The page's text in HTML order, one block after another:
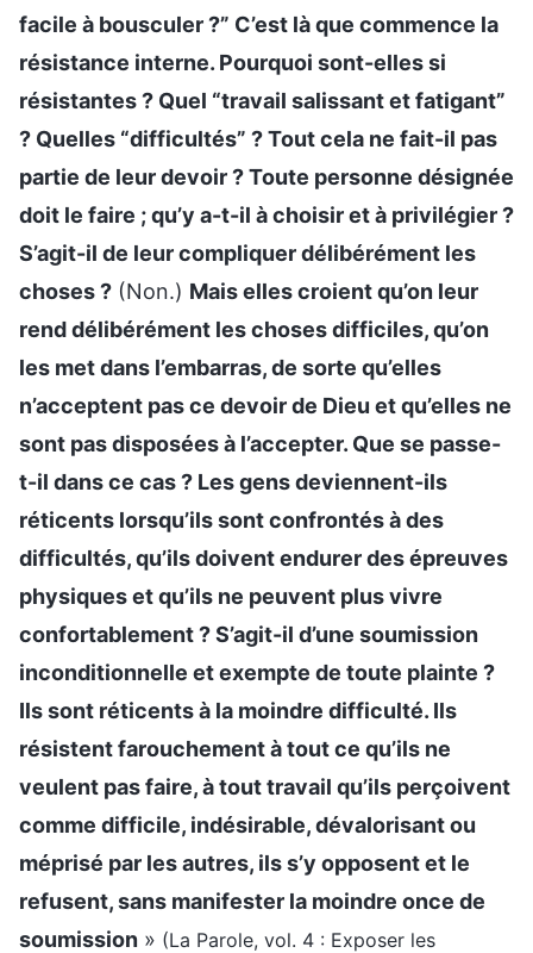
facile à bousculer ?” C’est là que commence la
résistance interne. Pourquoi sont-elles si
résistantes ? Quel “travail salissant et fatigant”
? Quelles “difficultés” ? Tout cela ne fait-il pas
partie de leur devoir ? Toute personne désignée
doit le faire ; qu’y a-t-il à choisir et à privilégier ?
S’agit-il de leur compliquer délibérément les
choses ? (Non.) Mais elles croient qu’on leur
rend délibérément les choses difficiles, qu’on
les met dans l’embarras, de sorte qu’elles
n’acceptent pas ce devoir de Dieu et qu’elles ne
sont pas disposées à l’accepter. Que se passe-
t-il dans ce cas ? Les gens deviennent-ils
réticents lorsqu’ils sont confrontés à des
difficultés, qu’ils doivent endurer des épreuves
physiques et qu’ils ne peuvent plus vivre
confortablement ? S’agit-il d’une soumission
inconditionnelle et exempte de toute plainte ?
Ils sont réticents à la moindre difficulté. Ils
résistent farouchement à tout ce qu’ils ne
veulent pas faire, à tout travail qu’ils perçoivent
comme difficile, indésirable, dévalorisant ou
méprisé par les autres, ils s’y opposent et le
refusent, sans manifester la moindre once de
soumission » (La Parole, vol. 4 : Exposer les